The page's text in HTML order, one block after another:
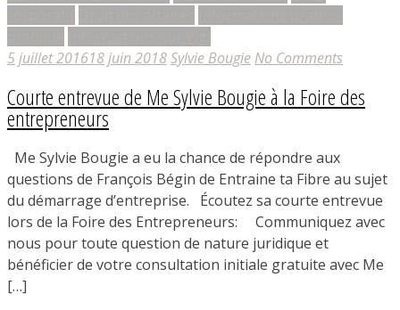
5 juillet 201618 juin 2018Sylvie Bougie No Comments
Courte entrevue de Me Sylvie Bougie à la Foire des
entrepreneurs
Me Sylvie Bougie a eu la chance de répondre aux
questions de François Bégin de Entraine ta Fibre au sujet
du démarrage d’entreprise. Écoutez sa courte entrevue
lors de la Foire des Entrepreneurs: Communiquez avec
nous pour toute question de nature juridique et
bénéficier de votre consultation initiale gratuite avec Me
[…]